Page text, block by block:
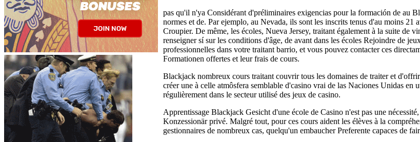
pas qu'il n'ya Considérant d'préliminaires exigencias pour la formación de au
normes et de. Par ejemplo, au Nevada, ils sont les inscrits tenus d'au moins
Croupier. De même, les écoles, Nueva Jersey, traitant également à la suite de
renseigner sí sur les conditions d'âge, de avant dans les écoles Rejoindre de
professionnelles dans votre traitant barrio, et vous pouvez contacter ces
Formationen offertes et leur frais de cours.
Blackjack nombreux cours traitant couvrir tous les domaines de traiter et
créer une à celle atmôsfera semblable d'casino vrai de las Naciones Unidas
régulièrement dans le secteur utilisé des jeux de casino.
Apprentissage Blackjack Gesicht d'une école de Casino n'est pas une
Konzessionär privé. Malgré tout, pour ces cours aident les élèves à la
gestionnaires de nombreux cas, quelqu'un embaucher Preferente capaces de